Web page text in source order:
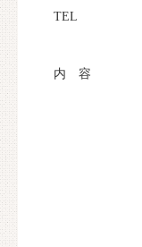
TEL
内 容